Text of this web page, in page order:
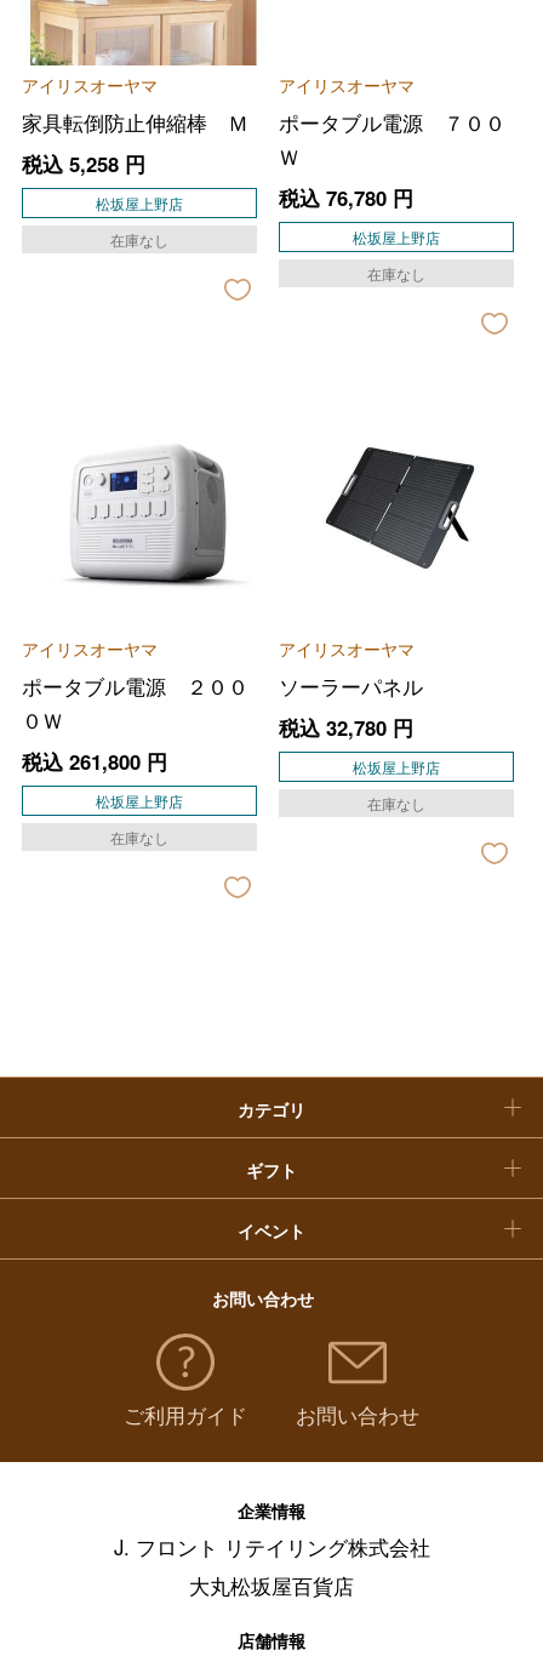
アイリスオーヤマ
家具転倒防止伸縮棒 Ｍ
税込 5,258円
松坂屋上野店
在庫なし
アイリスオーヤマ
ポータブル電源 ７００
Ｗ
税込 76,780円
松坂屋上野店
在庫なし
アイリスオーヤマ
ポータブル電源 ２００
０Ｗ
税込 261,800円
松坂屋上野店
在庫なし
アイリスオーヤマ
ソーラーパネル
税込 32,780円
松坂屋上野店
在庫なし
カテゴリ
ファッション
ホーム＆インテリア
ベビー＆キッズ
ギフト
出産内祝い
結婚内祝い
お香典返し
イベント
バレンタインチョコレート
母の日
父の日
お中元
敬老の日
福袋
お問い合わせ
ご利用ガイド お問い合わせ
企業情報
J. フロント リテイリング株式会社
大丸松坂屋百貨店
店舗情報